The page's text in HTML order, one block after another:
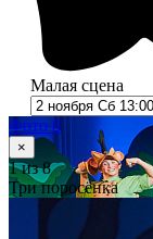
Малая сцена
Фото 8
×
1из 8
Три поросёнка